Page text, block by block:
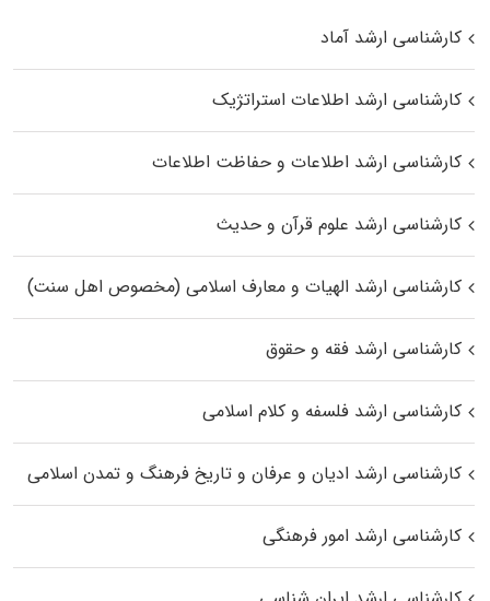
کارشناسی ارشد آماد
کارشناسی ارشد اطلاعات استراتژیک
کارشناسی ارشد اطلاعات و حفاظت اطلاعات
کارشناسی ارشد علوم قرآن و حدیث
کارشناسی ارشد الهیات و معارف اسلامی (مخصوص اهل سنت)
کارشناسی ارشد فقه و حقوق
کارشناسی ارشد فلسفه و کلام اسلامی
کارشناسی ارشد ادیان و عرفان و تاریخ فرهنگ و تمدن اسلامی
کارشناسی ارشد امور فرهنگی